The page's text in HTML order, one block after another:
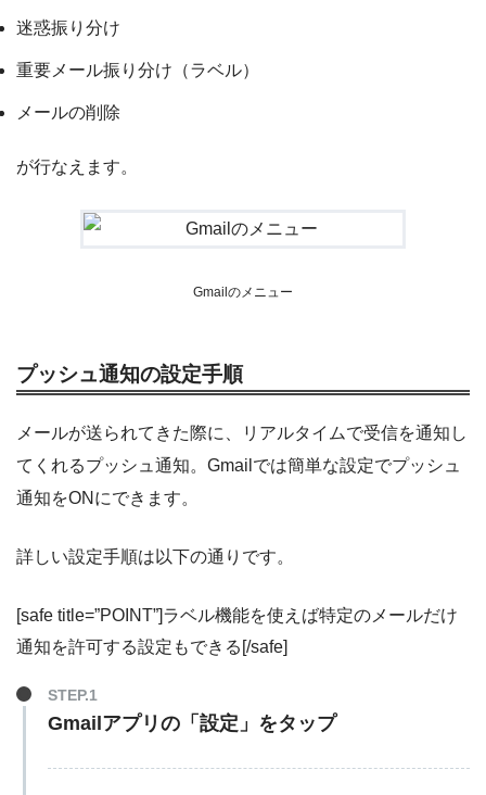
迷惑振り分け
重要メール振り分け（ラベル）
メールの削除
が行なえます。
Gmailのメニュー
プッシュ通知の設定手順
メールが送られてきた際に、リアルタイムで受信を通知し
てくれるプッシュ通知。Gmailでは簡単な設定でプッシュ
通知をONにできます。
詳しい設定手順は以下の通りです。
[safe title=”POINT”]ラベル機能を使えば特定のメールだけ
通知を許可する設定もできる[/safe]
STEP.1
Gmailアプリの「設定」をタップ